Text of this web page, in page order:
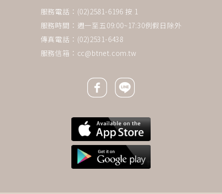
服務電話：(02)2581-6196 按 1
服務時間：週一至五09:00~17:30例假日除外
傳真電話：(02)2531-6438
服務信箱： cc@btnet.com.tw
Facebook icon
Line icon